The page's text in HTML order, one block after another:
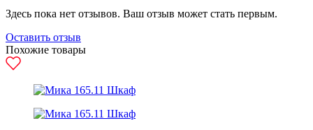
Здесь пока нет отзывов. Ваш отзыв может стать первым.
Оставить отзыв
Похожие товары